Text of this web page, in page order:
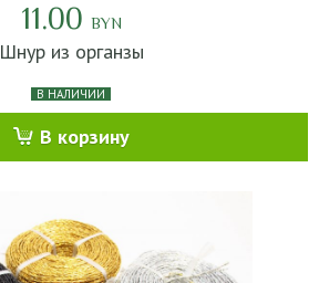
11.00 BYN
Шнур из органзы
В НАЛИЧИИ
В корзину